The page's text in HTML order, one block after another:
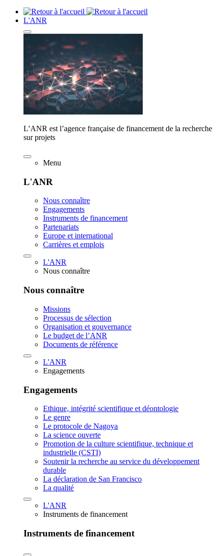
L'ANR
L’ANR est l’agence française de financement de la recherche
sur projets
Menu
L'ANR
Nous connaître
Engagements
Instruments de financement
Partenariats
Europe et international
Carrières et emplois
L'ANR
Nous connaître
Nous connaître
Missions
Processus de sélection
Organisation et gouvernance
Le budget de l’ANR
Documents de référence
L'ANR
Engagements
Engagements
Ethique, intégrité scientifique et déontologie
Le genre
Le protocole de Nagoya
La science ouverte
Promotion de la culture scientifique, technique et
industrielle (CSTI)
Soutenir la recherche au service du développement
durable
La déclaration de San Francisco
La qualité
L'ANR
Instruments de financement
Instruments de financement